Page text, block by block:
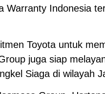
Warranty Indonesia
Toyota untuk
juga siap
Siaga di wilayah